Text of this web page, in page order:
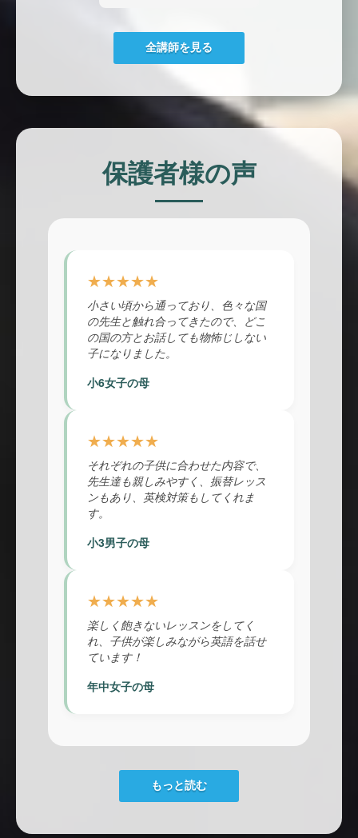
全講師を見る
保護者様の声
★★★★★
小さい頃から通っており、色々な国
の先生と触れ合ってきたので、どこ
の国の方とお話しても物怖じしない
子になりました。
小6女子の母
★★★★★
それぞれの子供に合わせた内容で、
先生達も親しみやすく、振替レッス
ンもあり、英検対策もしてくれま
す。
小3男子の母
★★★★★
楽しく飽きないレッスンをしてく
れ、子供が楽しみながら英語を話せ
ています！
年中女子の母
もっと読む